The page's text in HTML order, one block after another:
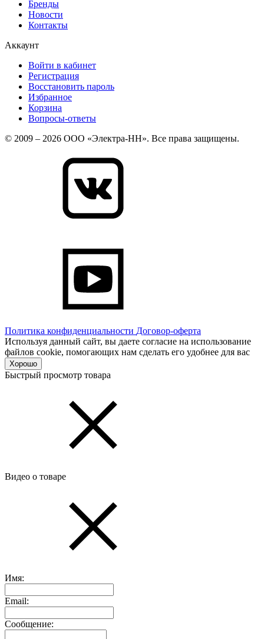
Бренды
Новости
Контакты
Аккаунт
Войти в кабинет
Регистрация
Восстановить пароль
Избранное
Корзина
Вопросы-ответы
© 2009 – 2026 ООО «Электра-НН». Все права защищены.
Политика конфиденциальности Договор-оферта
Используя данный сайт, вы даете согласие на использование
файлов cookie, помогающих нам сделать его удобнее для вас
Хорошо
Быстрый просмотр товара
Видео о товаре
Имя:
Email:
Сообщение: